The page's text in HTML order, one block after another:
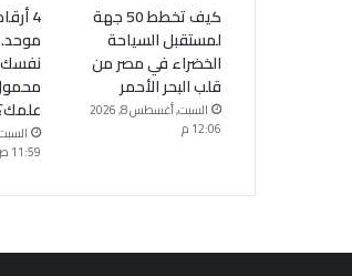
كيف تخطط 50 جهة
لمستقبل السياحة
الخضراء في مصر من
قلب البحر الأحمر
السبت, أغسطس 8, 2026
12:06 م
4
11:59 ص